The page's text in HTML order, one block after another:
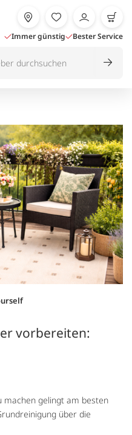
Immer günstig Bester Service
vorbereiten:
machen gelingt am besten
über die